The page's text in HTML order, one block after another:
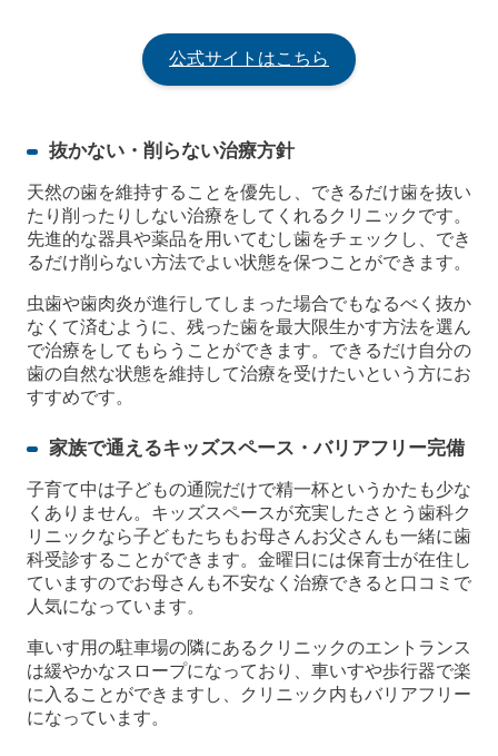
公式サイトはこちら
抜かない・削らない治療方針
天然の歯を維持することを優先し、できるだけ歯を抜い
たり削ったりしない治療をしてくれるクリニックです。
先進的な器具や薬品を用いてむし歯をチェックし、でき
るだけ削らない方法でよい状態を保つことができます。
虫歯や歯肉炎が進行してしまった場合でもなるべく抜か
なくて済むように、残った歯を最大限生かす方法を選ん
で治療をしてもらうことができます。できるだけ自分の
歯の自然な状態を維持して治療を受けたいという方にお
すすめです。
家族で通えるキッズスペース・バリアフリー完備
子育て中は子どもの通院だけで精一杯というかたも少な
くありません。キッズスペースが充実したさとう歯科ク
リニックなら子どもたちもお母さんお父さんも一緒に歯
科受診することができます。金曜日には保育士が在住し
ていますのでお母さんも不安なく治療できると口コミで
人気になっています。
車いす用の駐車場の隣にあるクリニックのエントランス
は緩やかなスロープになっており、車いすや歩行器で楽
に入ることができますし、クリニック内もバリアフリー
になっています。